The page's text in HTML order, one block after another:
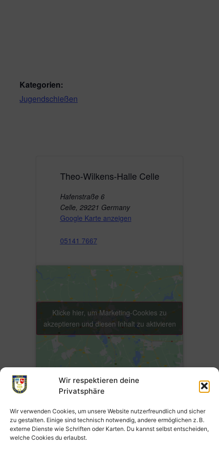
Wir respektieren deine
Privatsphäre
Wir verwenden Cookies, um unsere Website nutzerfreundlich und sicher
zu gestalten. Einige sind technisch notwendig, andere ermöglichen z. B.
externe Dienste wie Schriften oder Karten. Du kannst selbst entscheiden,
welche Cookies du erlaubst.
Kategorien:
Jugendschießen
Theo-Wilkens-Halle Celle
Hafenstraße 6
Celle, 29221 Germany
Google Karte anzeigen
05141 7667
Klicke hier, um Marketing-Cookies zu
akzeptieren und diesen Inhalt zu aktivieren
Zum Kalender hinzufügen